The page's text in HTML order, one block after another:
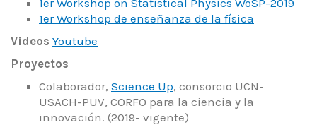
1er Workshop on Statistical Physics WoSP-2019
1er Workshop de enseñanza de la física
Videos Youtube
Proyectos
Colaborador, Science Up, consorcio UCN-
USACH-PUV, CORFO para la ciencia y la
innovación. (2019- vigente)